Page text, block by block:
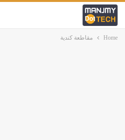
Home مقاطعة كندية